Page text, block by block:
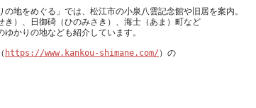
地をめぐる」では、松江市の小泉八雲記念館や旧居を案内。
）、日御碕（ひのみさき）、海士（あま）町など
https://www.kankou-shimane.com/ ）の